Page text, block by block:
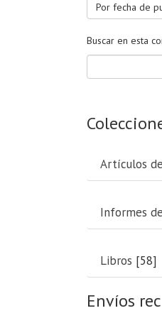
Por fecha de
Buscar en esta
Artículos
Informes
Libros [58]
Envíos